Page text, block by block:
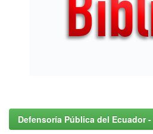
Defensoría Pública del Ecuador